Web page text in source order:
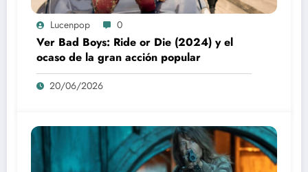
Lucenpop 0
Ver Bad Boys: Ride or Die (2024) y el
ocaso de la gran acción popular
20/06/2026